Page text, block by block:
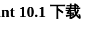
10.1 下载